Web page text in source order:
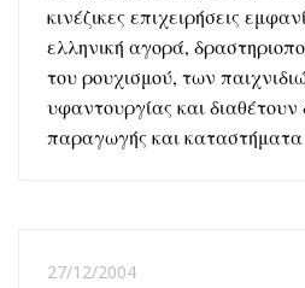
κινέζικες επιχειρήσεις
ελληνική αγορά,
του ρουχισμού, των
υφαντουργίας και διαθέτουν
παραγωγής και καταστήματα
27/12/2004